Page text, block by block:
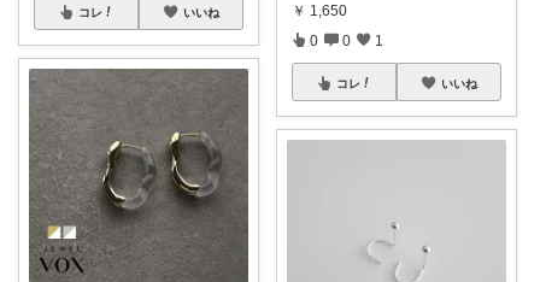
コレ いいね
￥ 1,650
0 0 1
コレ いいね